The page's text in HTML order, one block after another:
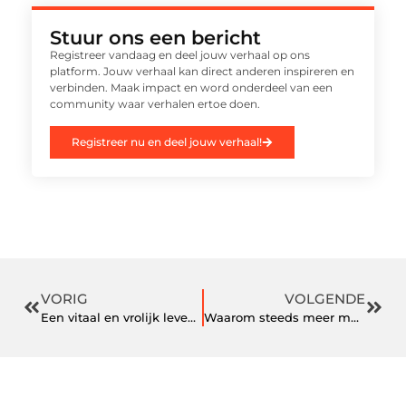
Stuur ons een bericht
Registreer vandaag en deel jouw verhaal op ons
platform. Jouw verhaal kan direct anderen inspireren en
verbinden. Maak impact en word onderdeel van een
community waar verhalen ertoe doen.
Registreer nu en deel jouw verhaal!
VORIG
Een vitaal en vrolijk leven voor je trouwe viervoeter
VOLGENDE
Waarom steeds meer mensen kiezen voor elektrisch poetsen met Oral-B